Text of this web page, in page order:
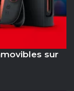
sur